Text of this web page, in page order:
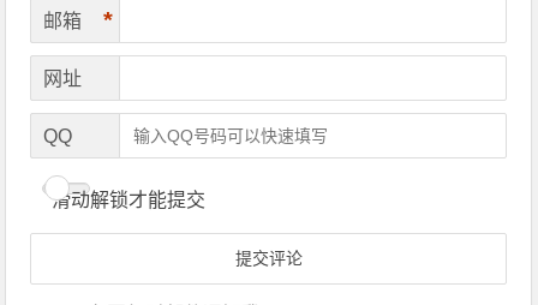
邮箱 *
网址
QQ
滑动解锁才能提交